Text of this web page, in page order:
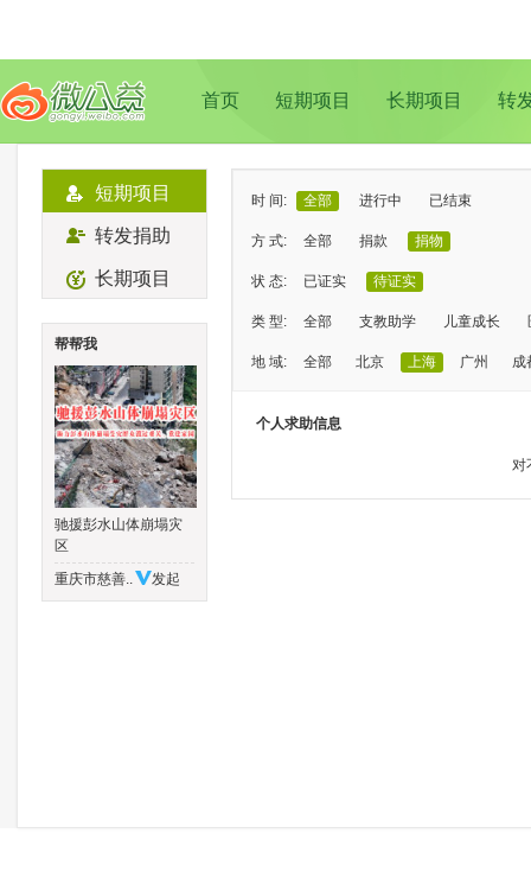
首页 短期项目 长期项目 转
短期项目
转发捐助
长期项目
帮帮我
驰援彭水山体崩塌灾
区
重庆市慈善..
发起
时 间: 全部 进行中 已结束
方 式: 全部 捐款 捐物
状 态: 已证实 待证实
类 型: 全部 支教助学 儿童成长
地 域: 全部 北京 上海 广州 成
个人求助信息
对